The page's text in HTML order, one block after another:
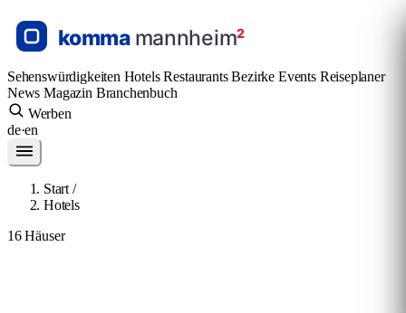
Sehenswürdigkeiten HotelsRestaurantsBezirke Events Reiseplaner
NewsMagazin Branchenbuch
Werben
de·en
Start /
Hotels
16 Häuser